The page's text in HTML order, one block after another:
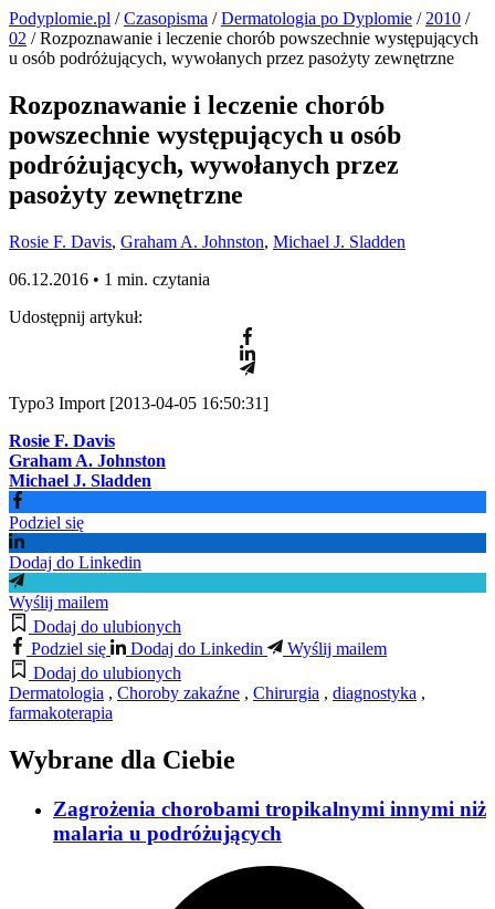
Podyplomie.pl /Czasopisma /Dermatologia po Dyplomie / 2010 /
02 / Rozpoznawanie i leczenie chorób powszechnie występujących
u osób podróżujących, wywołanych przez pasożyty zewnętrzne
Rozpoznawanie i leczenie chorób
powszechnie występujących u osób
podróżujących, wywołanych przez
pasożyty zewnętrzne
Rosie F. Davis, Graham A. Johnston, Michael J. Sladden
06.12.2016 • 1 min. czytania
Udostępnij artykuł:
Typo3 Import [2013-04-05 16:50:31]
Rosie F. Davis
Graham A. Johnston
Michael J. Sladden
Podziel się
Dodaj do Linkedin
Wyślij mailem
Dodaj do ulubionych
Podziel się
Dodaj do Linkedin
Wyślij mailem
Dodaj do ulubionych
Dermatologia , Choroby zakaźne , Chirurgia , diagnostyka ,
farmakoterapia
Wybrane dla Ciebie
Zagrożenia chorobami tropikalnymi innymi niż
malaria u podróżujących